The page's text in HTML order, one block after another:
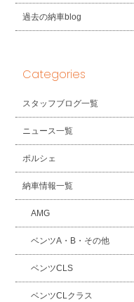
過去の納車blog
Categories
スタッフブログ一覧
ニュース一覧
ポルシェ
納車情報一覧
AMG
ベンツA・B・その他
ベンツCLS
ベンツCLクラス